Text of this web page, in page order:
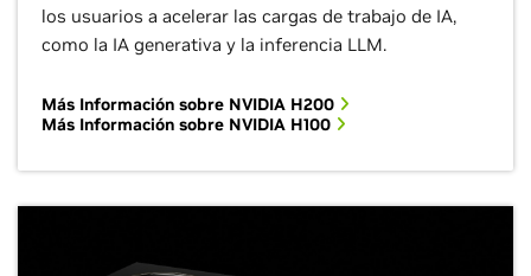
los usuarios a acelerar las cargas de trabajo de IA,
como la IA generativa y la inferencia LLM.
Más Información sobre NVIDIA H200
Más Información sobre NVIDIA H100